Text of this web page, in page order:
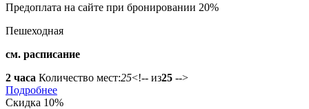
Предоплата на сайте при бронировании 20%
Пешеходная
см. расписание
2 часа Количество мест:25<!-- из25 -->
Подробнее
Скидка 10%